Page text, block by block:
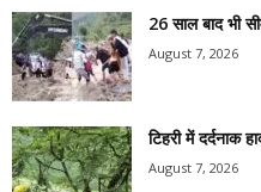
26 साल बाद भी
August 7, 2026
टिहरी में दर्दनाक
August 7, 2026